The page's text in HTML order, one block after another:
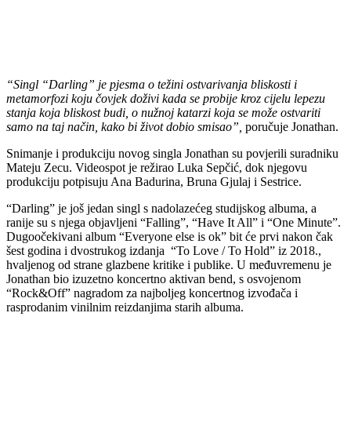
“Singl “Darling” je pjesma o težini ostvarivanja bliskosti i
metamorfozi koju čovjek doživi kada se probije kroz cijelu lepezu
stanja koja bliskost budi, o nužnoj katarzi koja se može ostvariti
samo na taj način, kako bi život dobio smisao”, poručuje Jonathan.
Snimanje i produkciju novog singla Jonathan su povjerili suradniku
Mateju Zecu. Videospot je režirao Luka Sepčić, dok njegovu
produkciju potpisuju Ana Badurina, Bruna Gjulaj i Sestrice.
“Darling” je još jedan singl s nadolazećeg studijskog albuma, a
ranije su s njega objavljeni “Falling”, “Have It All” i “One Minute”.
Dugoočekivani album “Everyone else is ok” bit će prvi nakon čak
šest godina i dvostrukog izdanja “To Love / To Hold” iz 2018.,
hvaljenog od strane glazbene kritike i publike. U međuvremenu je
Jonathan bio izuzetno koncertno aktivan bend, s osvojenom
“Rock&Off” nagradom za najboljeg koncertnog izvođača i
rasprodanim vinilnim reizdanjima starih albuma.